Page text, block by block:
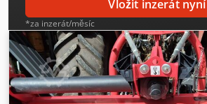
Vložit inzerát nyní
*za inzerát/měsíc